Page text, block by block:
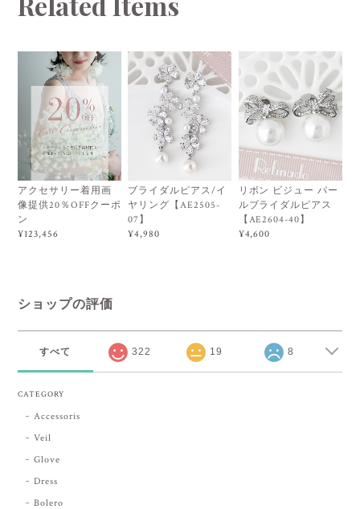
アクセサリー着用画
像提供20％OFFクーポ
ン
¥123,456
ブライダルピアス/イ
ヤリング【AE2505-
07】
¥4,980
リボン ビジュー パー
ルブライダルピアス
【AE2604-40】
¥4,600
ショップの評価
すべて 322 19 8
CATEGORY
Accessoris
Veil
Glove
Dress
Bolero